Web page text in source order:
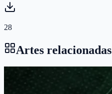
28
Artes relacionadas